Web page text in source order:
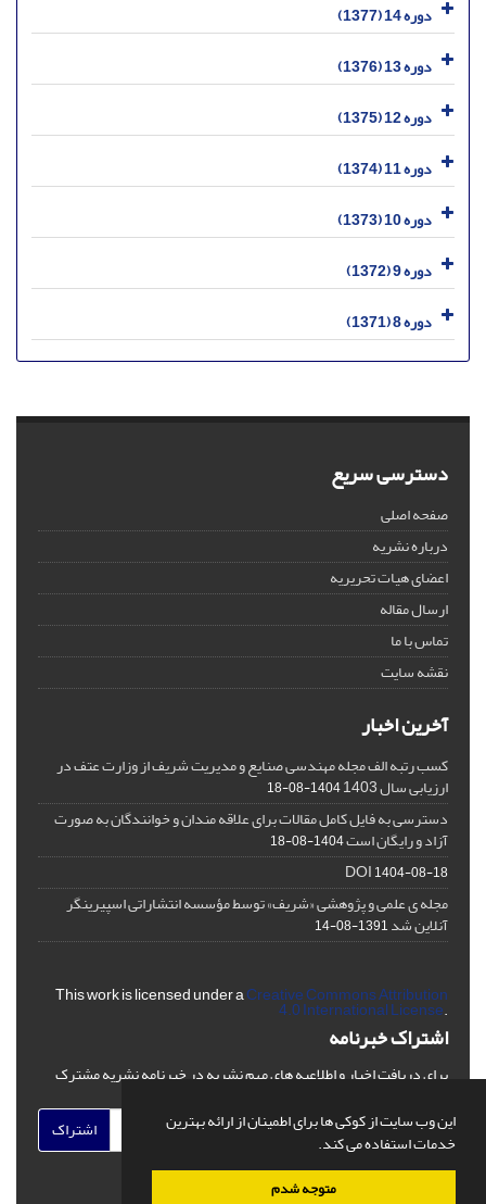
این وب سایت از کوکی ها برای اطمینان از ارائه بهترین
خدمات استفاده می کند.
متوجه شدم
دوره 14 (1377)
دوره 13 (1376)
دوره 12 (1375)
دوره 11 (1374)
دوره 10 (1373)
دوره 9 (1372)
دوره 8 (1371)
دسترسی سریع
صفحه اصلی
درباره نشریه
اعضای هیات تحریریه
ارسال مقاله
تماس با ما
نقشه سایت
آخرین اخبار
کسب رتبه الف مجله مهندسی صنایع و مدیریت شریف از وزارت عتف در
ارزیابی سال 1403 1404-08-18
دسترسی به فایل کامل مقالات برای علاقه مندان و خوانندگان به صورت
آزاد و رایگان است1404-08-18
DOI1404-08-18
مجله ی علمی و پژوهشی «شریف» توسط مؤسسه انتشاراتی اسپیرینگر
آنلاین شد1391-08-14
This work is licensed under aCreative Commons Attribution
4.0 International License.
اشتراک خبرنامه
برای دریافت اخبار و اطلاعیه های مهم نشریه در خبرنامه نشریه مشترک
اشتراک